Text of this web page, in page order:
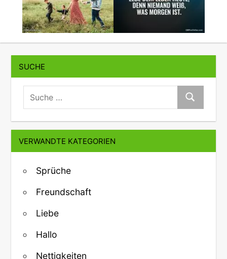
SUCHE
suche:
Suche
VERWANDTE KATEGORIEN
Sprüche
Freundschaft
Liebe
Hallo
Nettigkeiten